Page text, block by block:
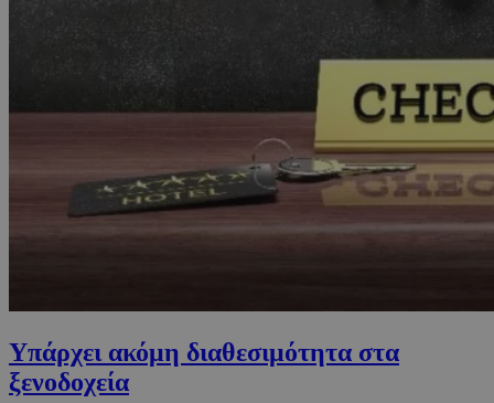
Υπάρχει ακόμη διαθεσιμότητα στα
ξενοδοχεία